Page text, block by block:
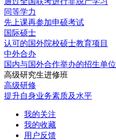
同等学力
先上课再参加申硕考试
国际硕士
认可的国外院校硕士教育项目
中外合办
国内与国外合作举办的招生单位
高级研究生进修班
高级研修
提升自身业务素质及水平
我的关注
我的收藏
用户反馈